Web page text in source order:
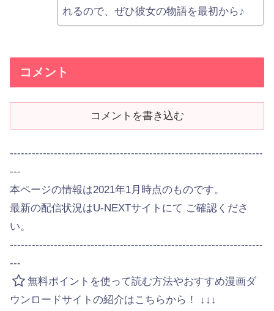
れるので、ぜひ彼女の物語を最初から♪
コメント
コメントを書き込む
---------------------------------------------------------------------
---
本ページの情報は2021年1月時点のものです。
最新の配信状況はU-NEXTサイトにて ご確認くださ
い。
---------------------------------------------------------------------
---
無料ポイントを使って読む方法やおすすめ漫画ダ
ウンロードサイトの紹介はこちらから！ ↓↓↓